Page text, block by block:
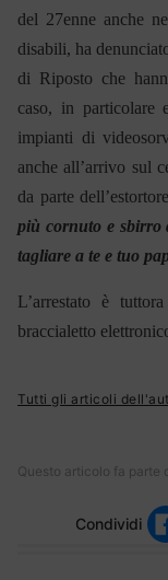
del 27enne anche
disabili, ha
di Riposto che
caso, in particolare
impianti di
anche all’arrivo sul
da parte
più cornuto e sbirro
tagliare a te e tuo
L’arrestato è
braccialetto
Tutti gli articoli
Questo articolo fa parte
Condividi